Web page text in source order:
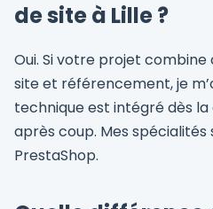
de site à Lille ?
Oui. Si votre projet
site et référencement, je
technique est intégré dès
après coup. Mes
PrestaShop.